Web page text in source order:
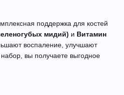
поддержка для костей
мидий) и Витамин
воспаление, улучшают
вы получаете выгодное